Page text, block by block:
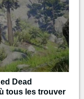
Dead
tous les trouver